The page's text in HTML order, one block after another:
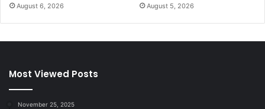
August 6, 2026 August 5, 2026
Most Viewed Posts
November 25, 2025